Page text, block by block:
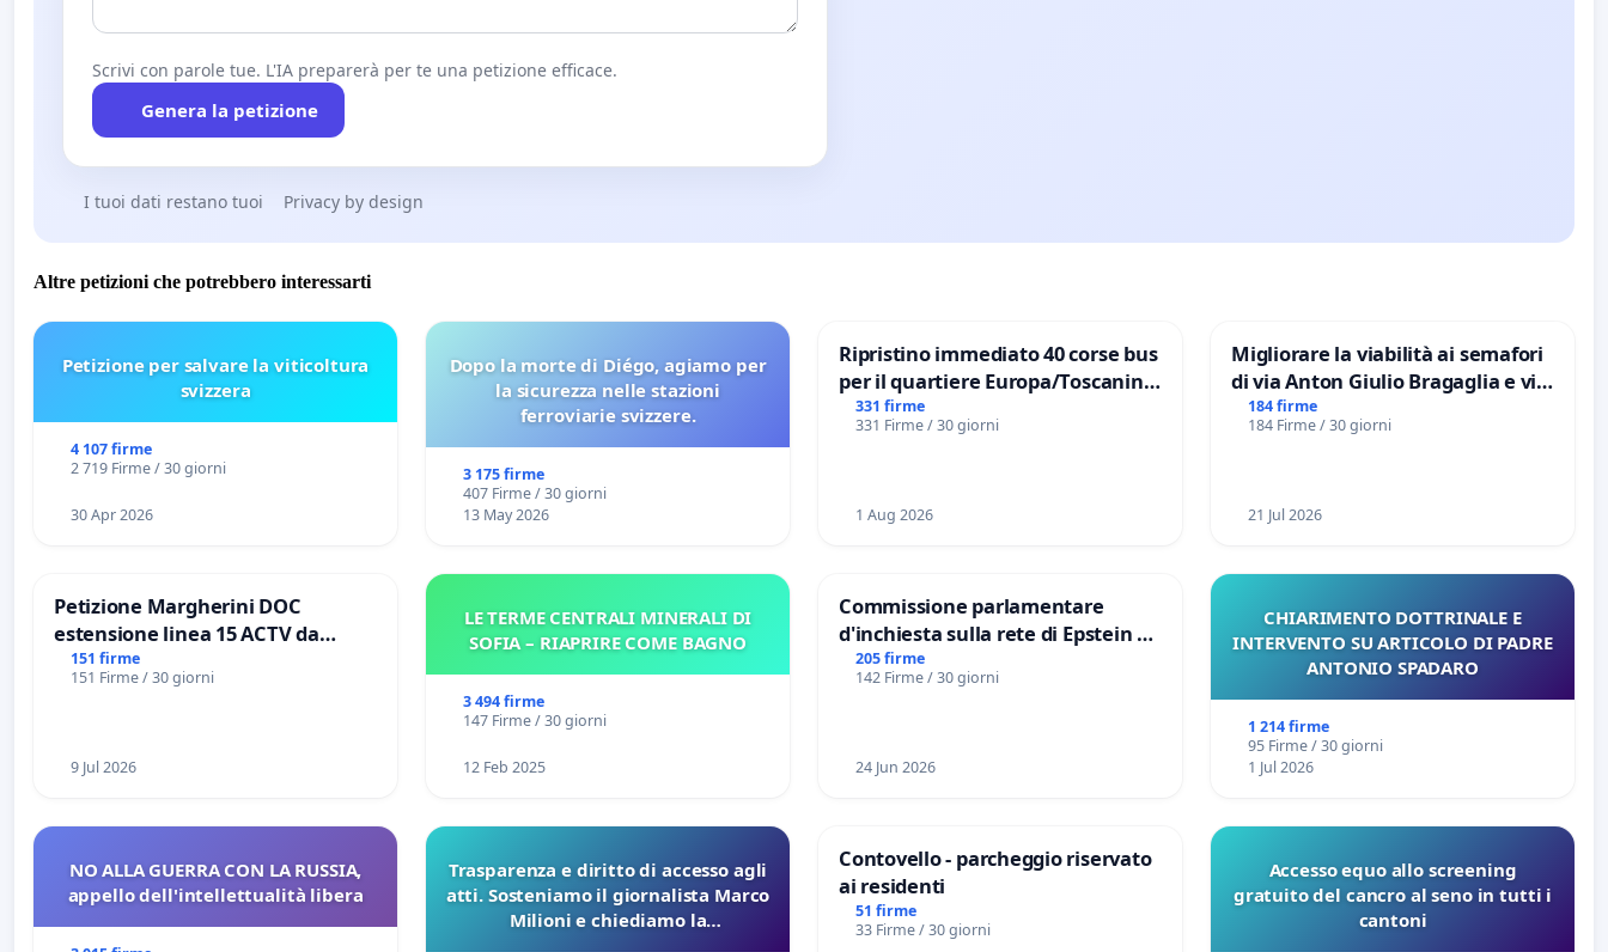
Scrivi con parole tue. L'IA preparerà per te una petizione efficace.
Genera la petizione
I tuoi dati restano tuoi Privacy by design
Altre petizioni che potrebbero interessarti
Petizione per salvare la viticoltura
svizzera
4 107 firme
2 719 Firme / 30 giorni
30 Apr 2026
Dopo la morte di Diégo, agiamo per
la sicurezza nelle stazioni
ferroviarie svizzere.
3 175 firme
407 Firme / 30 giorni
13 May 2026
Ripristino immediato 40 corse bus
per il quartiere Europa/Toscanini
di Aprilia
331 firme
331 Firme / 30 giorni
1 Aug 2026
Migliorare la viabilità ai semafori
di via Anton Giulio Bragaglia e via
Tieri XV MUNICIPIO DI ROMA
184 firme
184 Firme / 30 giorni
21 Jul 2026
Petizione Margherini DOC
estensione linea 15 ACTV da
Marghera P.zza S. Antonio
all'aeroporto Marco Polo tariffa a
151 firme
151 Firme / 30 giorni
9 Jul 2026
LE TERME CENTRALI MINERALI DI
SOFIA – RIAPRIRE COME BAGNO
3 494 firme
147 Firme / 30 giorni
12 Feb 2025
Commissione parlamentare
d'inchiesta sulla rete di Epstein e
del Mossad: verità sugli Epstein
Files
205 firme
142 Firme / 30 giorni
24 Jun 2026
CHIARIMENTO DOTTRINALE E
INTERVENTO SU ARTICOLO DI PADRE
ANTONIO SPADARO
1 214 firme
95 Firme / 30 giorni
1 Jul 2026
NO ALLA GUERRA CON LA RUSSIA,
appello dell'intellettualità libera
Trasparenza e diritto di accesso agli
atti. Sosteniamo il giornalista Marco
Milioni e chiediamo la
Contovello - parcheggio riservato
ai residenti
51 firme
33 Firme / 30 giorni
Accesso equo allo screening
gratuito del cancro al seno in tutti i
cantoni